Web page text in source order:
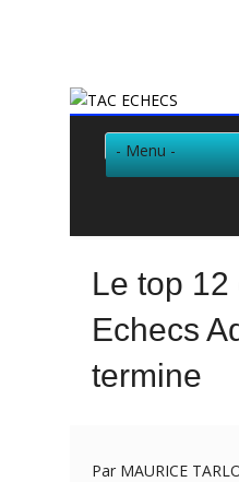
- Menu -
Le top 12
Echecs
termine
Par MAURICE